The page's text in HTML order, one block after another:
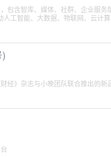
包含智库、媒体、社群、企业服
工智能、大数据、物联网、云计
经》杂志与小晚团队联合推出的